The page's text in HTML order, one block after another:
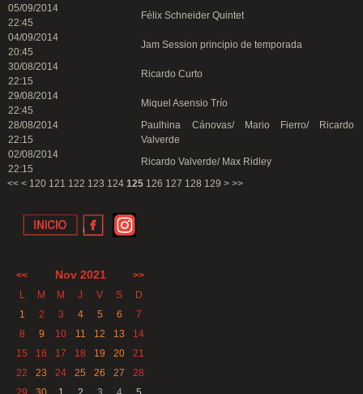
05/09/2014
22:45
Félix Schneider Quintet
04/09/2014
20:45
Jam Session principio de temporada
30/08/2014
22:15
Ricardo Curto
29/08/2014
22:45
Miquel Asensio Trío
28/08/2014
22:15
Paulhina Cánovas/ Mario Fierro/ Ricardo
Valverde
02/08/2014
22:15
Ricardo Valverde/ Max Ridley
<< < 120 121 122 123 124 125 126 127 128 129 > >>
<< Nov 2021
>>
L
M M J V S
D
1
2 3 4 5 6
7
8
9 10 11 12 13
14
15
16 17 18 19 20
21
22
23 24 25 26 27
28